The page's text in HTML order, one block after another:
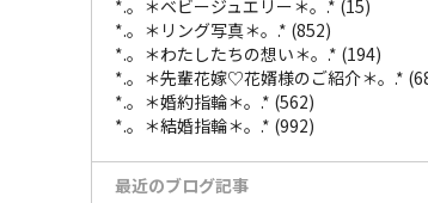
*.。＊ベビージュエリー＊。.* (15)
*.。＊リング写真＊。.* (852)
*.。＊わたしたちの想い＊。.* (194)
*.。＊先輩花嫁♡花婿様のご紹介＊。.*
*.。＊婚約指輪＊。.* (562)
*.。＊結婚指輪＊。.* (992)
最近のブログ記事